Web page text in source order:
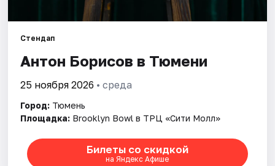
Площадки
Артисты
Рейтинги
Стендап
Антон Борисов в Тюмени
25 ноября 2026 • среда
Город: Тюмень
Площадка: Brooklyn Bowl в ТРЦ «Сити Молл»
Билеты со скидкой
на Яндекс Афише